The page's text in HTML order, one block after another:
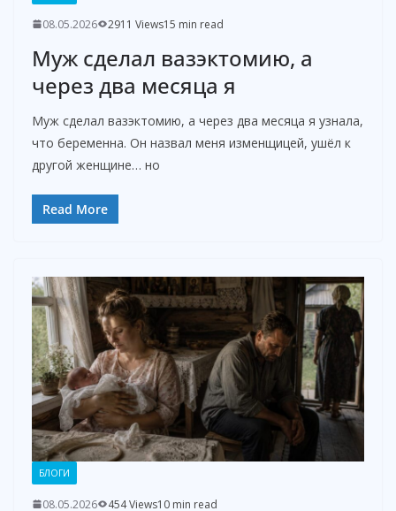
08.05.2026 2911 Views15 min read
Муж сделал вазэктомию, а
через два месяца я
Муж сделал вазэктомию, а через два месяца я узнала,
что беременна. Он назвал меня изменщицей, ушёл к
другой женщине… но
Read More
БЛОГИ
08.05.2026 454 Views10 min read